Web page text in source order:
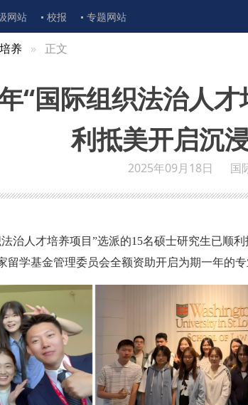
网站 校报 专题网站
养 正文
“国际组织法治人
利抵美开启沉
2025年09月18日 国
治人才培养项目”选派的15名硕士研究生已顺
留学基金管理委员会全额资助开启为期一年的专